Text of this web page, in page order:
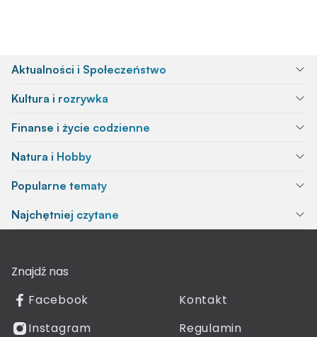
Aktualności i Społeczeństwo
Kultura i rozrywka
Finanse i życie codzienne
Natura i Hobby
Popularne tematy
Najchętniej czytane
Znajdź nas
Facebook
Instagram
Kontakt
Regulamin